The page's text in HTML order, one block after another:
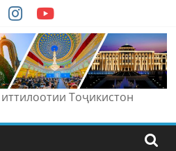
Тоҷикистон